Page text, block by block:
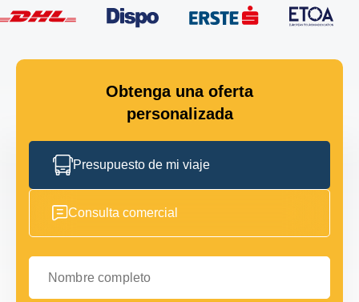
Obtenga una oferta
personalizada
Presupuesto de mi viaje
Consulta comercial
Nombre completo